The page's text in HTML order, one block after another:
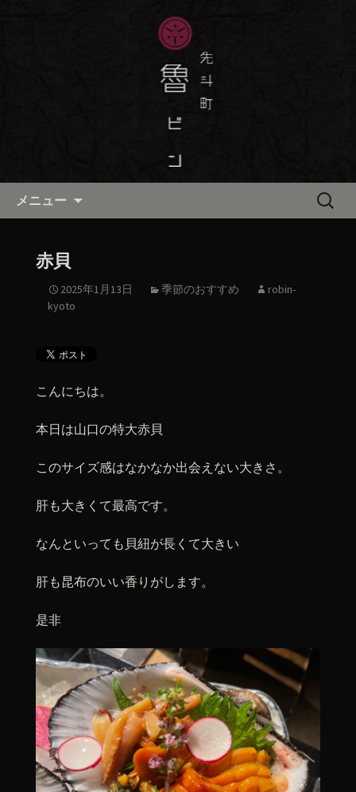
京都・先斗町の京料理・和食
「魯ビン（ろびん）」の公式ブ
京都・先斗町の京町家で美味しい季節
の京料理・和食が自慢の「魯ビン（ろ
びん）」がお店からのお知らせや、お
料理について最新情報をおとどけしま
メニュー
検
赤貝
2025年1月13日 季節のおすすめ
robin-
kyoto
こんにちは。
本日は山口の特大赤貝
このサイズ感はなかなか出会えない大きさ。
肝も大きくて最高です。
なんといっても貝紐が長くて大きい
肝も昆布のいい香りがします。
是非